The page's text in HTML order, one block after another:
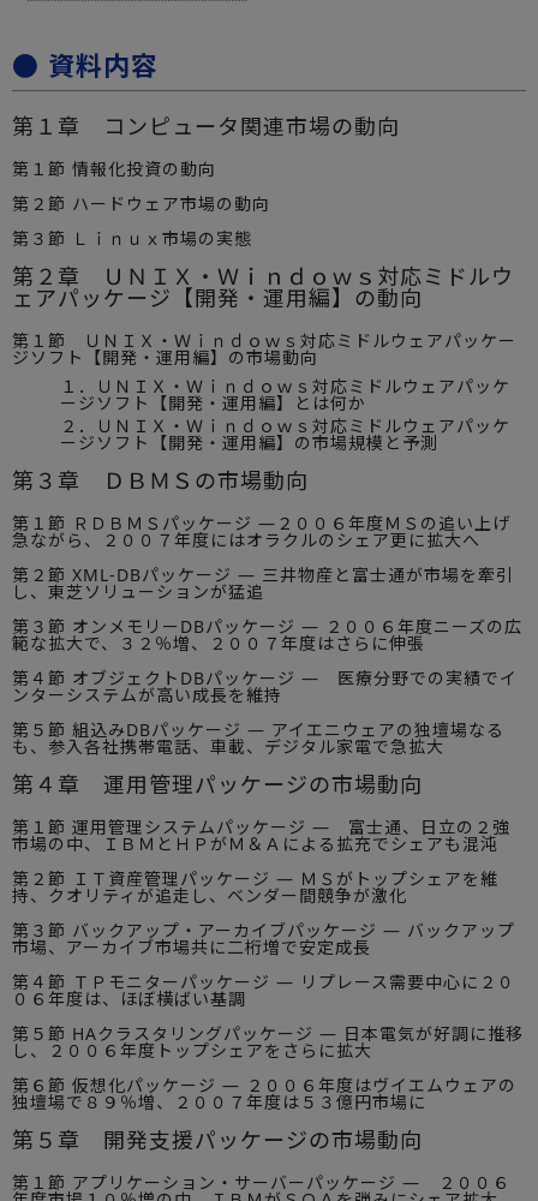
● 資料内容
第１章 コンピュータ関連市場の動向
第１節 情報化投資の動向
第２節 ハードウェア市場の動向
第３節 Ｌｉｎｕｘ市場の実態
第２章 ＵＮＩＸ・Ｗｉｎｄｏｗｓ対応ミドルウ
ェアパッケージ【開発・運用編】の動向
第１節 ＵＮＩＸ・Ｗｉｎｄｏｗｓ対応ミドルウェアパッケー
ジソフト【開発・運用編】の市場動向
１．ＵＮＩＸ・Ｗｉｎｄｏｗｓ対応ミドルウェアパッケ
ージソフト【開発・運用編】とは何か
２．ＵＮＩＸ・Ｗｉｎｄｏｗｓ対応ミドルウェアパッケ
ージソフト【開発・運用編】の市場規模と予測
第３章 ＤＢＭＳの市場動向
第１節 ＲＤＢＭＳパッケージ —２００６年度ＭＳの追い上げ
急ながら、２００７年度にはオラクルのシェア更に拡大へ
第２節 XML-DBパッケージ — 三井物産と富士通が市場を牽引
し、東芝ソリューションが猛追
第３節 オンメモリーDBパッケージ — ２００６年度ニーズの広
範な拡大で、３２％増、２００７年度はさらに伸張
第４節 オブジェクトDBパッケージ — 医療分野での実績でイ
ンターシステムが高い成長を維持
第５節 組込みDBパッケージ — アイエニウェアの独壇場なる
も、参入各社携帯電話、車載、デジタル家電で急拡大
第４章 運用管理パッケージの市場動向
第１節 運用管理システムパッケージ — 富士通、日立の２強
市場の中、ＩＢＭとＨＰがＭ＆Ａによる拡充でシェアも混沌
第２節 ＩＴ資産管理パッケージ — ＭＳがトップシェアを維
持、クオリティが追走し、ベンダー間競争が激化
第３節 バックアップ・アーカイブパッケージ — バックアップ
市場、アーカイブ市場共に二桁増で安定成長
第４節 ＴＰモニターパッケージ — リプレース需要中心に２０
０６年度は、ほぼ横ばい基調
第５節 HAクラスタリングパッケージ — 日本電気が好調に推移
し、２００６年度トップシェアをさらに拡大
第６節 仮想化パッケージ — ２００６年度はヴイエムウェアの
独壇場で８９％増、２００７年度は５３億円市場に
第５章 開発支援パッケージの市場動向
第１節 アプリケーション・サーバーパッケージ — ２００６